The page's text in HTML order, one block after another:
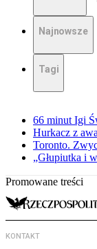
Najnowsze
Tagi
66 minut Igi
Hurkacz z
Toronto.
„Głupiutka i
Promowane treści
KONTAKT